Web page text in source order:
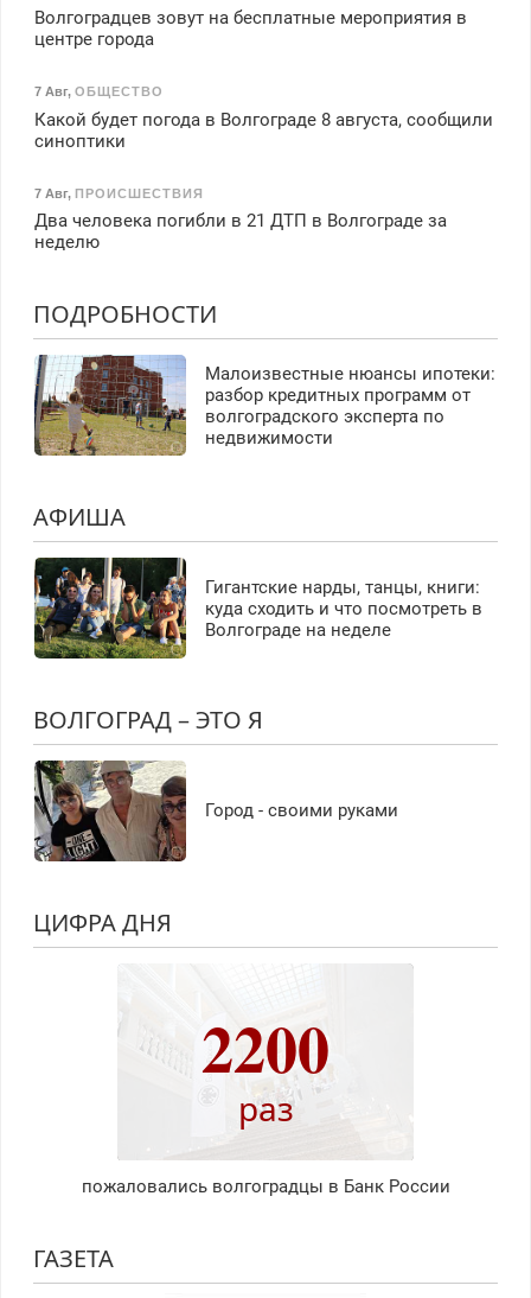
Волгоградцев зовут на бесплатные мероприятия в
центре города
7 Авг, ОБЩЕСТВО
Какой будет погода в Волгограде 8 августа, сообщили
синоптики
7 Авг, ПРОИСШЕСТВИЯ
Два человека погибли в 21 ДТП в Волгограде за
неделю
ПОДРОБНОСТИ
Малоизвестные нюансы ипотеки:
разбор кредитных программ от
волгоградского эксперта по
недвижимости
АФИША
Гигантские нарды, танцы, книги:
куда сходить и что посмотреть в
Волгограде на неделе
ВОЛГОГРАД – ЭТО Я
Город - своими руками
ЦИФРА ДНЯ
2200
раз
пожаловались волгоградцы в Банк России
ГАЗЕТА